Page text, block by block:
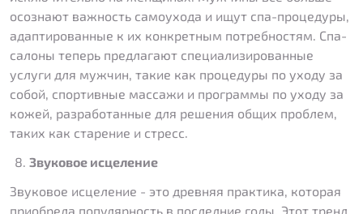
осознают важность самоухода и ищут спа-процедуры,
адаптированные к их конкретным потребностям. Спа-
салоны теперь предлагают специализированные
услуги для мужчин, такие как процедуры по уходу за
собой, спортивные массажи и программы по уходу за
кожей, разработанные для решения общих проблем,
таких как старение и стресс.
Звуковое исцеление
Звуковое исцеление - это древняя практика, которая
приобрела популярность в последние годы. Этот тренд